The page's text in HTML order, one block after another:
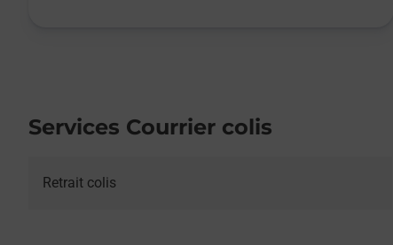
Services Courrier colis
Retrait colis